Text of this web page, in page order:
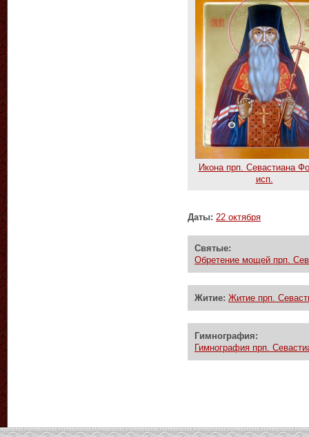
Икона прп. Севастиана
исп.
Даты: 22 октября
Святые:
Обретение мощей прп.
Житие: Житие прп.
Гимнография:
Гимнография прп.